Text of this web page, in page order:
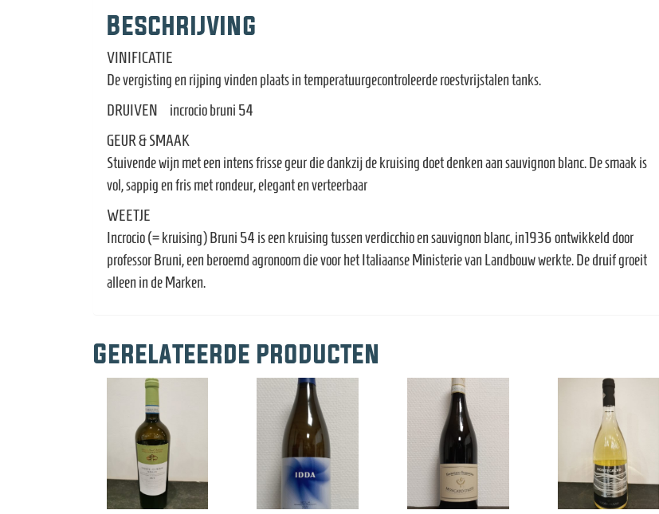
Beschrijving
VINIFICATIE
De vergisting en rijping vinden plaats in temperatuurgecontroleerde roestvrijstalen tanks.
DRUIVEN incrocio bruni 54
GEUR & SMAAK
Stuivende wijn met een intens frisse geur die dankzij de kruising doet denken aan sauvignon blanc. De smaak is
vol, sappig en fris met rondeur, elegant en verteerbaar
WEETJE
Incrocio (= kruising) Bruni 54 is een kruising tussen verdicchio en sauvignon blanc, in1936 ontwikkeld door
professor Bruni, een beroemd agronoom die voor het Italiaanse Ministerie van Landbouw werkte. De druif groeit
alleen in de Marken.
Gerelateerde producten